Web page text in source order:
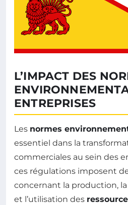
L’IMPACT DES
ENTREPRISES
Les normes
essentiel dans la
commerciales au sein des
ces régulations imposent
concernant la production,
et l’utilisation des